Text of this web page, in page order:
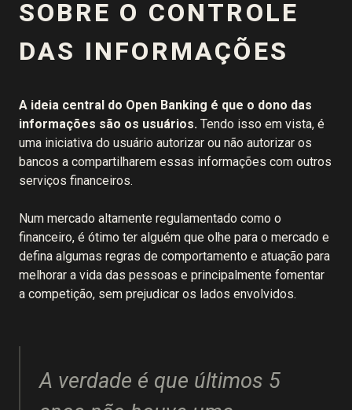
SOBRE O CONTROLE
DAS INFORMAÇÕES
A ideia central do Open Banking é que o dono das
informações são os usuários. Tendo isso em vista, é
uma iniciativa do usuário autorizar ou não autorizar os
bancos a compartilharem essas informações com outros
serviços financeiros.
Num mercado altamente regulamentado como o
financeiro, é ótimo ter alguém que olhe para o mercado e
defina algumas regras de comportamento e atuação para
melhorar a vida das pessoas e principalmente fomentar
a competição, sem prejudicar os lados envolvidos.
A verdade é que últimos 5